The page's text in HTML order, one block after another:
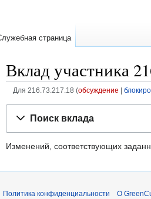
Вклад участника
Для 216.73.217.18 обсуждение
Поиск вклада
Изменений, соответствующих
страница
Политика конфиденциальности О